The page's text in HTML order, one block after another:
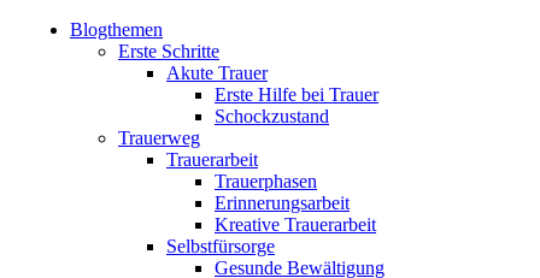
Blogthemen
Erste Schritte
Akute Trauer
Erste Hilfe bei Trauer
Schockzustand
Trauerweg
Trauerarbeit
Trauerphasen
Erinnerungsarbeit
Kreative Trauerarbeit
Selbstfürsorge
Gesunde Bewältigung